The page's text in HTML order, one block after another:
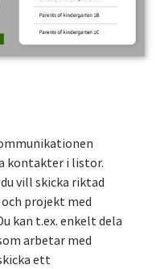
kontakter i listor.
vill skicka riktad
projekt med
kan t.ex. enkelt dela
arbetar med
ett